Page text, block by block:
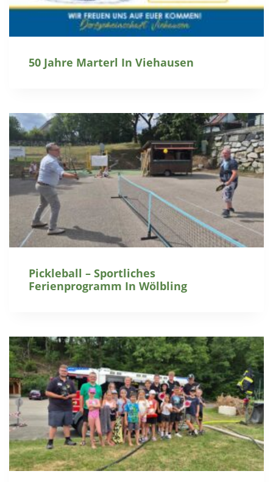
50 Jahre Marterl In Viehausen
Pickleball – Sportliches
Ferienprogramm In Wölbling